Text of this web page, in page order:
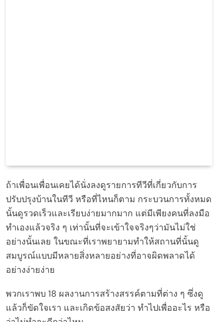
ถ้าเพื่อนเพื่อนเคยได้นั่งลงดูรายการทีวีที่เกี่ยวกับการ
ปรับปรุงบ้านในทีวี หรือที่ไหนก็ตาม กระบวนการทั้งหมด
นั้นดูรวดเร็วและเรียบง่ายมากมาก แต่มีเพียงคนที่ลงมือ
ทำเองแล้วจริง ๆ เท่านั้นที่จะเข้าใจจริงๆว่ามันไม่ใช่
อย่างนั้นเลย ในขณะที่เราพยายามทำให้สถานที่นั้นดู
สมบูรณ์แบบมีหลายสิ่งหลายอย่างที่อาจผิดพลาดได้
อย่างง่ายง่าย
พวกเราพบ 18 ผลงานการสร้างสรรค์ตามที่ต่าง ๆ ซึ่งดู
แล้วก็ขัดใจเรา และเกิดข้อสงสัยว่า ทำไปเพื่ออะไร หรือ